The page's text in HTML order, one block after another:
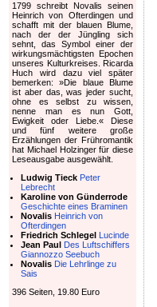
1799 schreibt Novalis seinen
Heinrich von Ofterdingen und
schafft mit der blauen Blume,
nach der der Jüngling sich
sehnt, das Symbol einer der
wirkungsmächtigsten Epochen
unseres Kulturkreises. Ricarda
Huch wird dazu viel später
bemerken: »Die blaue Blume
ist aber das, was jeder sucht,
ohne es selbst zu wissen,
nenne man es nun Gott,
Ewigkeit oder Liebe.« Diese
und fünf weitere große
Erzählungen der Frühromantik
hat Michael Holzinger für diese
Leseausgabe ausgewählt.
Ludwig Tieck Peter
Lebrecht
Karoline von Günderrode
Geschichte eines Braminen
Novalis Heinrich von
Ofterdingen
Friedrich Schlegel Lucinde
Jean Paul Des Luftschiffers
Giannozzo Seebuch
Novalis Die Lehrlinge zu
Sais
396 Seiten, 19.80 Euro